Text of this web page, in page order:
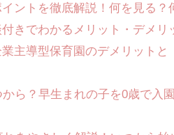
イントを徹底解説！何を見る
きでわかるメリット・デメリ
業主導型保育園のデメリット
ら？早生まれの子を0歳で入